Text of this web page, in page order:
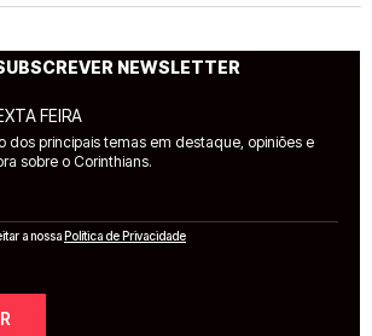
NEWSLETTER
FEIRA
dos principais temas em destaque, opiniões e
sobre o Corinthians.
a nossaPolítica de Privacidade